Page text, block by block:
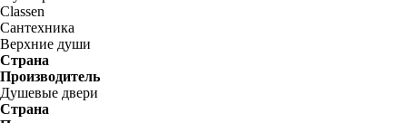
Classen
Сантехника
Верхние души
Страна
Производитель
Душевые двери
Страна